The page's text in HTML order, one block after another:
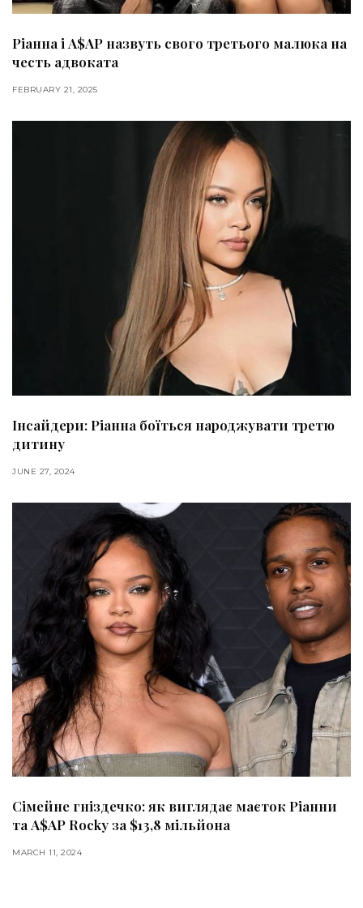
Ріанна і A$AP назвуть свого третього малюка на
честь адвоката
FEBRUARY 21, 2025
Інсайдери: Ріанна боїться народжувати третю
дитину
JUNE 27, 2024
Сімейне гніздечко: як виглядає маєток Ріанни
та A$AP Rocky за $13,8 мільйона
MARCH 11, 2024